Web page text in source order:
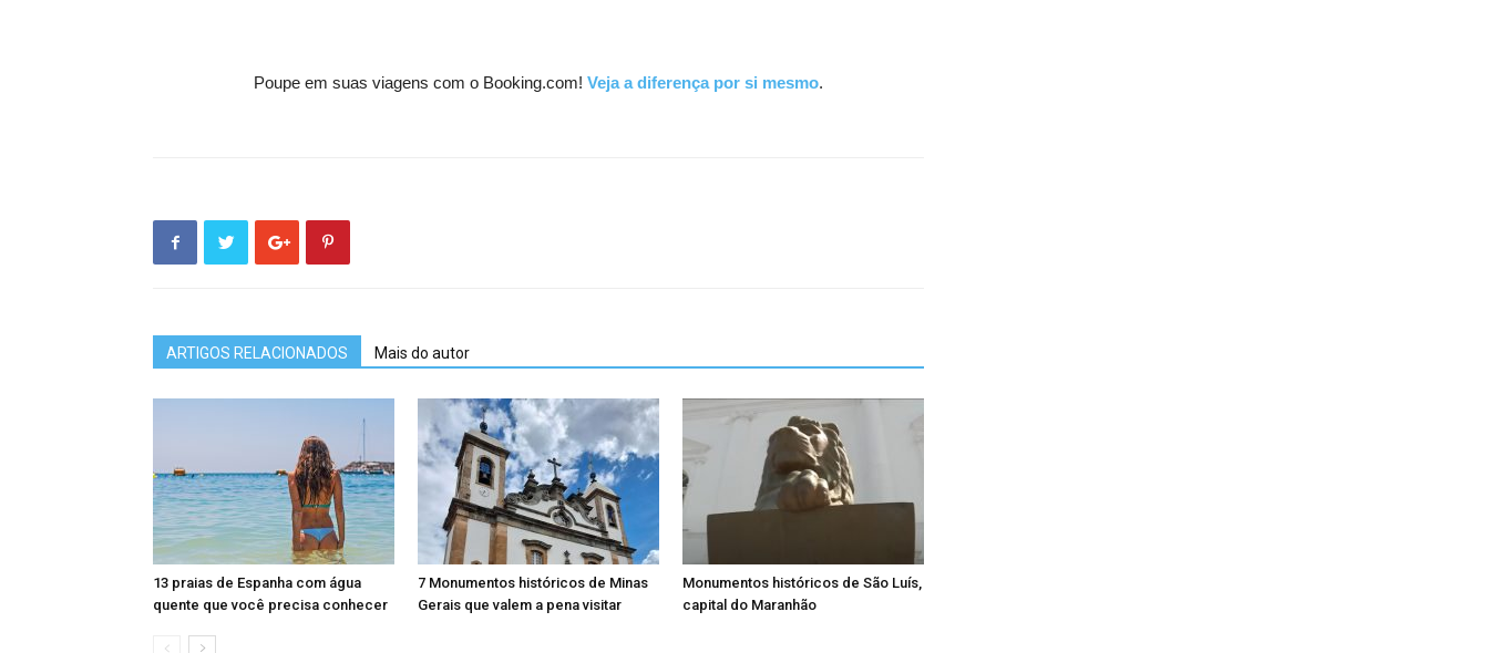
Poupe em suas viagens com o Booking.com! Veja a diferença por si mesmo.
ARTIGOS RELACIONADOS Mais do autor
13 praias de Espanha com água
quente que você precisa conhecer
7 Monumentos históricos de Minas
Gerais que valem a pena visitar
Monumentos históricos de São Luís,
capital do Maranhão